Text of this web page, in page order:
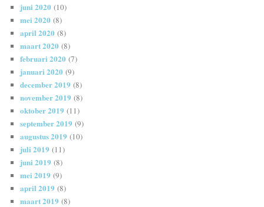
juni 2020 (10)
mei 2020 (8)
april 2020 (8)
maart 2020 (8)
februari 2020 (7)
januari 2020 (9)
december 2019 (8)
november 2019 (8)
oktober 2019 (11)
september 2019 (9)
augustus 2019 (10)
juli 2019 (11)
juni 2019 (8)
mei 2019 (9)
april 2019 (8)
maart 2019 (8)